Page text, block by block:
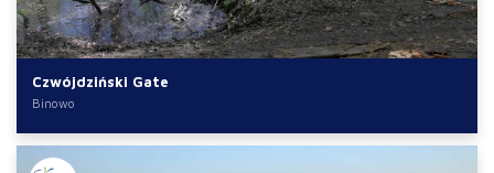
Czwójdziński Gate
Binowo